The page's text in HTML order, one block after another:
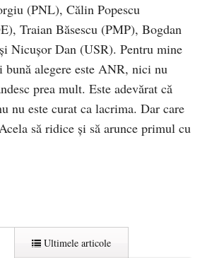
(PNL), Călin Popescu
Traian Băsescu (PMP), Bogdan
Nicușor Dan (USR). Pentru mine
bună alegere este ANR, nici nu
prea mult. Este adevărat că
nu este curat ca lacrima. Dar care
să ridice și să arunce primul cu
Ultimele articole